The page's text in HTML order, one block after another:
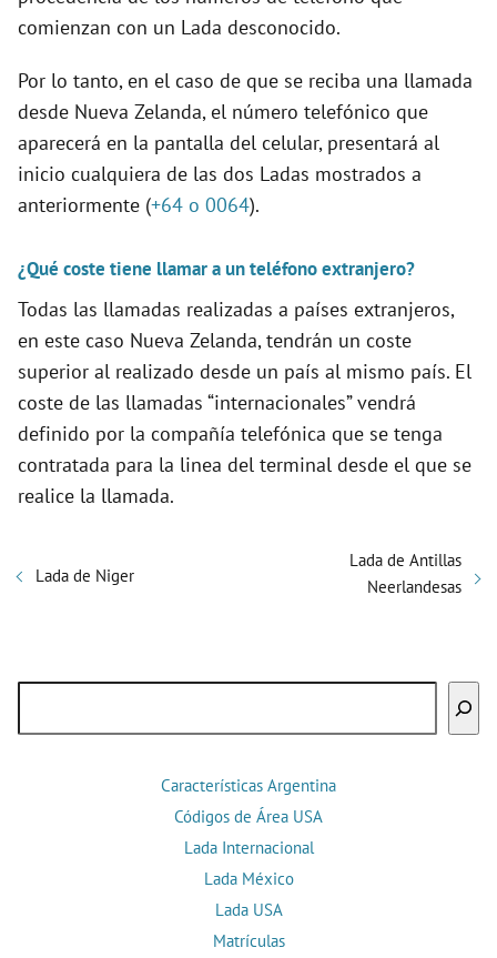
comienzan con un Lada desconocido.
Por lo tanto, en el caso de que se reciba una llamada
desde Nueva Zelanda, el número telefónico que
aparecerá en la pantalla del celular, presentará al
inicio cualquiera de las dos Ladas mostrados a
anteriormente (+64 o 0064).
¿Qué coste tiene llamar a un teléfono extranjero?
Todas las llamadas realizadas a países extranjeros,
en este caso Nueva Zelanda, tendrán un coste
superior al realizado desde un país al mismo país. El
coste de las llamadas “internacionales” vendrá
definido por la compañía telefónica que se tenga
contratada para la linea del terminal desde el que se
realice la llamada.
Lada de Niger
Lada de Antillas
Neerlandesas
Características Argentina
Códigos de Área USA
Lada Internacional
Lada México
Lada USA
Matrículas